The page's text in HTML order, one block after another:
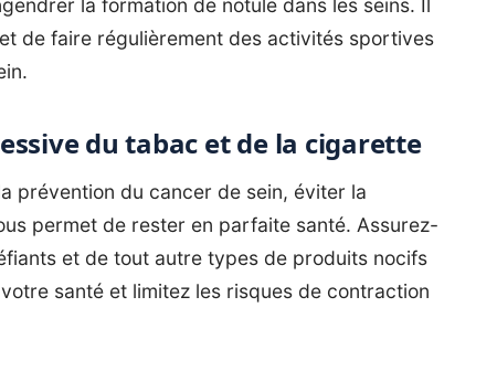
la formation de notule dans les seins. Il
de faire régulièrement des activités sportives
du tabac et de la cigarette
prévention du cancer de sein, éviter la
permet de rester en parfaite santé. Assurez-
et de tout autre types de produits nocifs
santé et limitez les risques de contraction